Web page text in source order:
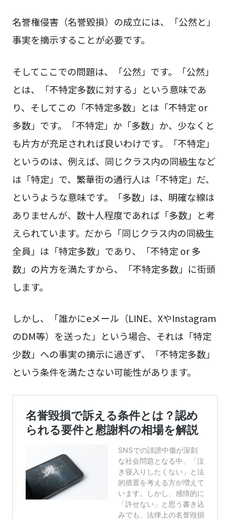
名誉権侵害（名誉毀損）の成立には、「公然と」
事実を摘示することが必要です。
そしてここでの問題は、「公然」です。「公然」
とは、「不特定多数に対する」という意味であ
り、そしてこの「不特定多数」とは「不特定 or
多数」です。「不特定」か「多数」か、少なくと
も片方が充足されれば良いわけです。「不特定」
というのは、例えば、同じクラス内の同級生など
は「特定」で、繁華街の通行人は「不特定」だ、
というような意味です。「多数」は、明確な線は
ありませんが、数十人程度であれば「多数」と考
えられています。だから「同じクラス内の同級生
全員」は「特定多数」であり、「不特定 or 多
数」の片方を満たすから、「不特定多数」に街頭
します。
しかし、「誰かにeメール（LINE、XやInstagram
のDM等）を送った」という場合、それは「特定
少数」への事実の摘示に過ぎず、「不特定多数」
という条件を満たさない可能性があります。